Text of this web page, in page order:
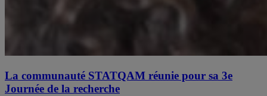
La communauté STATQAM réunie pour sa 3e
Journée de la recherche